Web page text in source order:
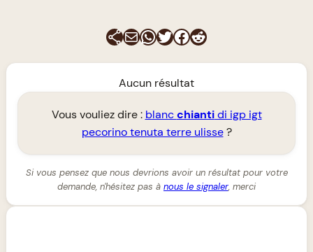
E-mailWhatsApp
Twitter
Facebook
Reddit
Aucun résultat
Vous vouliez dire : blancchiantidi igp igt
pecorino tenuta terre ulisse?
Si vous pensez que nous devrions avoir un résultat pour votre
demande, n'hésitez pas à nous le signaler, merci